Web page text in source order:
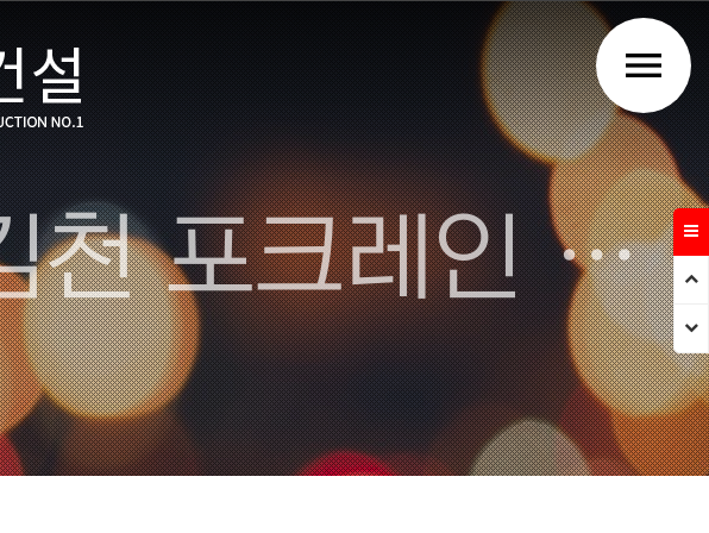
PrevNext
menu
주식회사 강우건설 - 김천 포크레인 덤프트럭 건설업체